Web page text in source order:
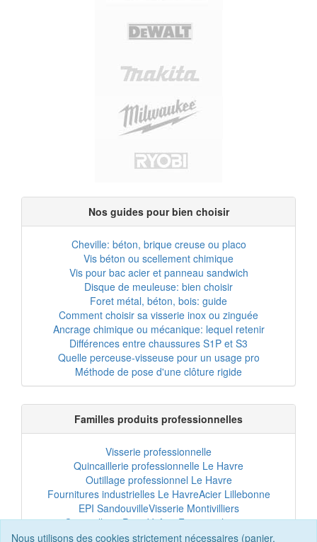
Nous utilisons des cookies strictement nécessaires (panier,
Nos guides pour bien choisir
Cheville: béton, brique creuse ou placo
Vis béton ou scellement chimique
Vis pour bac acier et panneau sandwich
Disque de meuleuse: bien choisir
Foret métal, béton, bois: guide
Comment choisir sa visserie inox ou zinguée
Ancrage chimique ou mécanique: lequel retenir
Différences entre chaussures S1P et S3
Quelle perceuse-visseuse pour un usage pro
Méthode de pose d'une clôture rigide
Familles produits professionnelles
Visserie professionnelle
Quincaillerie professionnelle Le Havre
Outillage professionnel Le Havre
Fournitures industrielles Le HavreAcier Lillebonne
EPI SandouvilleVisserie Montivilliers
Quincaillerie Port-JérômeFixation chantier
EPI professionnelOutillage maintenance